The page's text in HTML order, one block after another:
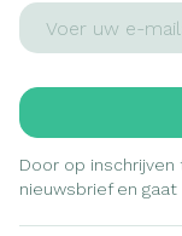
E-mail adres
Door op inschrijven
nieuwsbrief en